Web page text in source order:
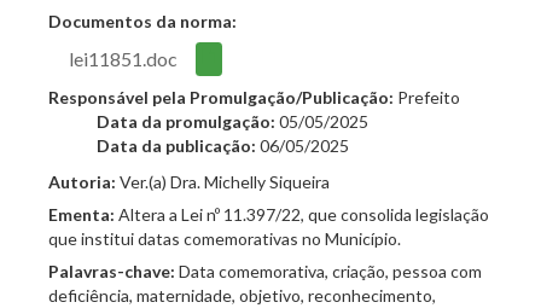
Documentos da norma:
lei11851.doc
Responsável pela Promulgação/Publicação: Prefeito
Data da promulgação: 05/05/2025
Data da publicação: 06/05/2025
Autoria: Ver.(a) Dra. Michelly Siqueira
Ementa: Altera a Lei nº 11.397/22, que consolida legislação
que institui datas comemorativas no Município.
Palavras-chave: Data comemorativa, criação, pessoa com
deficiência, maternidade, objetivo, reconhecimento,